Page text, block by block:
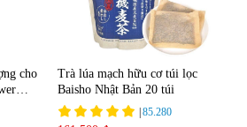
cho
Trà lúa mạch hữu cơ túi lọc
Baisho Nhật Bản 20 túi
|85.280